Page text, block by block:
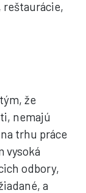
reštaurácie,
že
nemajú
trhu práce
vysoká
odbory,
a